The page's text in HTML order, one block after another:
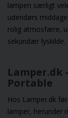
lampen særligt
udendørs
rolig atmosfære,
sekundær lyskilde.
Lamper.dk
Portable
Hos Lamper.dk
lamper, herunder